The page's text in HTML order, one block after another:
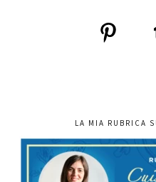
LA MIA RUBRICA